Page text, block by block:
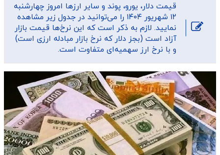
قیمت دلار، یورو، پوند و سایر ارز‌ها امروز چهارشنبه
۱۲ شهریور ۱۴۰۴ را می‌توانید در جدول زیر مشاهده
نمایید. لازم به ذکر است که این نرخ‌ها قیمت بازار
آزاد است (بجز دلار که نرخ بازار مبادله ارزی است)
و با نرخ ارز سهمیه‌ای متفاوت است.